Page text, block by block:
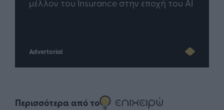
μέλλον του Insurance στην εποχή του AI
Advertorial
Περισσότερα από το